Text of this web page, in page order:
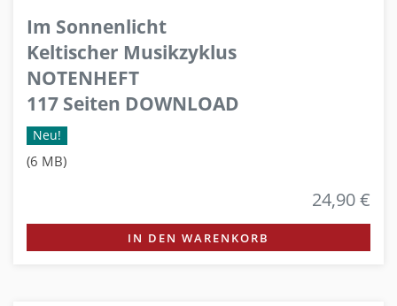
Im Sonnenlicht
Keltischer Musikzyklus
NOTENHEFT
117 Seiten DOWNLOAD
Neu!
(6 MB)
24,90 €
IN DEN WARENKORB